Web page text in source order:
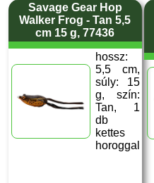
Savage Gear Hop
Walker Frog - Tan 5,5
cm 15 g, 77436
hossz:
5,5 cm,
súly: 15
g, szín:
Tan, 1
db
kettes
horoggal